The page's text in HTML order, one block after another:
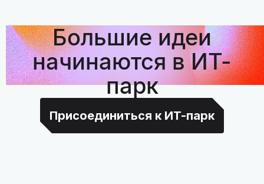
Большие идеи
начинаются в ИТ-
парк
Присоединиться к ИТ-парк